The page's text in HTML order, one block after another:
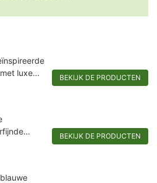
luxe
BEKIJK DE PRODUCTEN
BEKIJK DE PRODUCTEN